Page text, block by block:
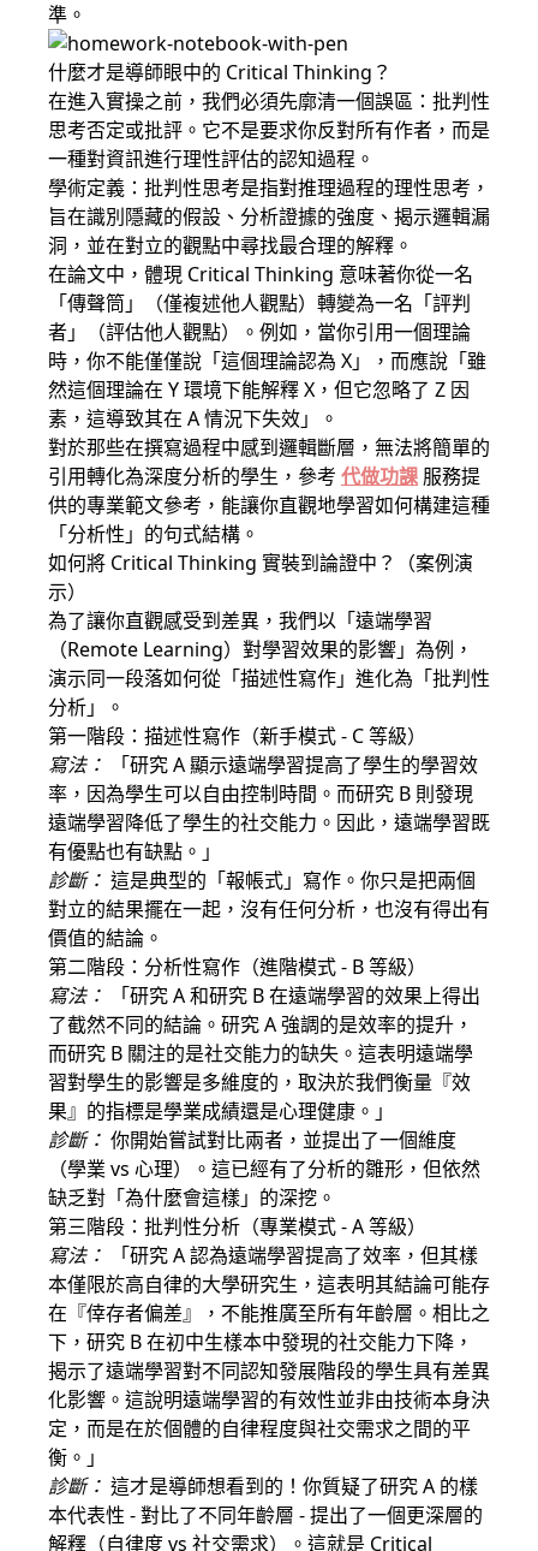
準。
什麼才是導師眼中的 Critical Thinking？
在進入實操之前，我們必須先廓清一個誤區：批判性
思考否定或批評。它不是要求你反對所有作者，而是
一種對資訊進行理性評估的認知過程。
學術定義：批判性思考是指對推理過程的理性思考，
旨在識別隱藏的假設、分析證據的強度、揭示邏輯漏
洞，並在對立的觀點中尋找最合理的解釋。
在論文中，體現 Critical Thinking 意味著你從一名
「傳聲筒」（僅複述他人觀點）轉變為一名「評判
者」（評估他人觀點）。例如，當你引用一個理論
時，你不能僅僅說「這個理論認為 X」，而應說「雖
然這個理論在 Y 環境下能解釋 X，但它忽略了 Z 因
素，這導致其在 A 情況下失效」。
對於那些在撰寫過程中感到邏輯斷層，無法將簡單的
引用轉化為深度分析的學生，參考 代做功課 服務提
供的專業範文參考，能讓你直觀地學習如何構建這種
「分析性」的句式結構。
如何將 Critical Thinking 實裝到論證中？（案例演
示）
為了讓你直觀感受到差異，我們以「遠端學習
（Remote Learning）對學習效果的影響」為例，
演示同一段落如何從「描述性寫作」進化為「批判性
分析」。
第一階段：描述性寫作（新手模式 - C 等級）
寫法：
「研究 A 顯示遠端學習提高了學生的學習效
率，因為學生可以自由控制時間。而研究 B 則發現
遠端學習降低了學生的社交能力。因此，遠端學習既
有優點也有缺點。」
診斷： 這是典型的「報帳式」寫作。你只是把兩個
對立的結果擺在一起，沒有任何分析，也沒有得出有
價值的結論。
第二階段：分析性寫作（進階模式 - B 等級）
寫法：
「研究 A 和研究 B 在遠端學習的效果上得出
了截然不同的結論。研究 A 強調的是效率的提升，
而研究 B 關注的是社交能力的缺失。這表明遠端學
習對學生的影響是多維度的，取決於我們衡量『效
果』的指標是學業成績還是心理健康。」
診斷： 你開始嘗試對比兩者，並提出了一個維度
（學業 vs 心理）。這已經有了分析的雛形，但依然
缺乏對「為什麼會這樣」的深挖。
第三階段：批判性分析（專業模式 - A 等級）
寫法：
「研究 A 認為遠端學習提高了效率，但其樣
本僅限於高自律的大學研究生，這表明其結論可能存
在『倖存者偏差』，不能推廣至所有年齡層。相比之
下，研究 B 在初中生樣本中發現的社交能力下降，
揭示了遠端學習對不同認知發展階段的學生具有差異
化影響。這說明遠端學習的有效性並非由技術本身決
定，而是在於個體的自律程度與社交需求之間的平
衡。」
診斷： 這才是導師想看到的！你質疑了研究 A 的樣
本代表性 - 對比了不同年齡層 - 提出了一個更深層的
解釋（自律度 vs 社交需求）。這就是 Critical